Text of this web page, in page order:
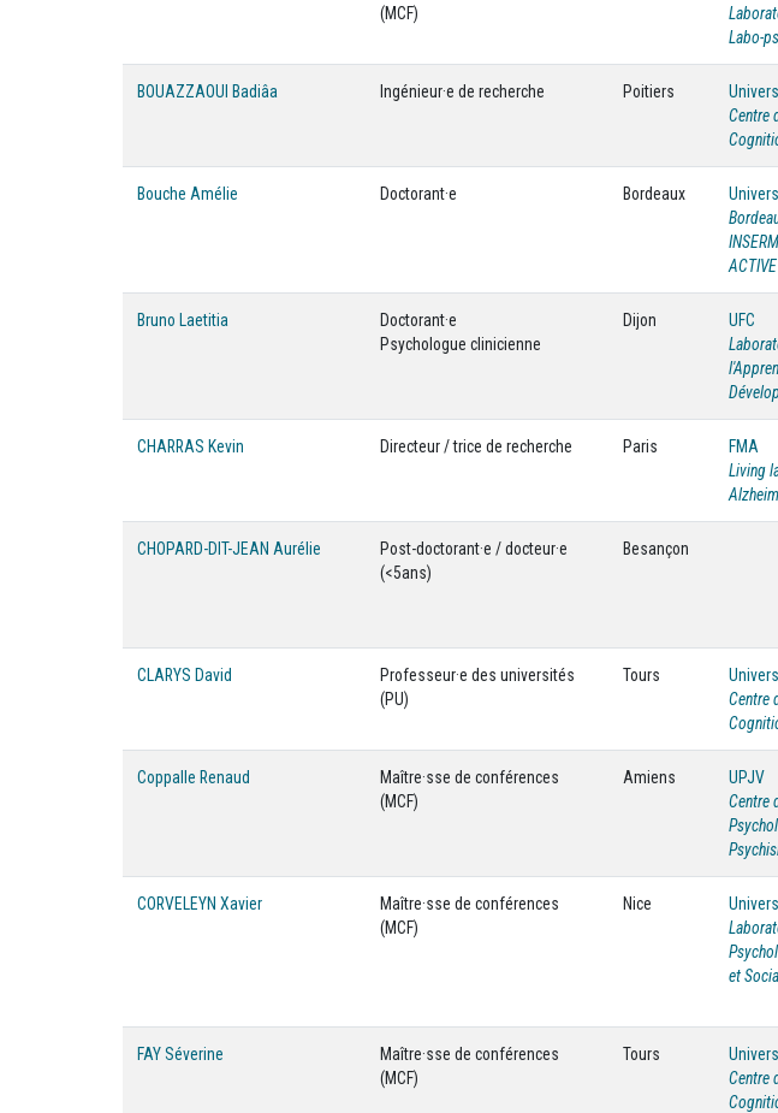
(MCF)
Labo-
BOUAZZAOUI Badiâa Ingénieur·e de recherche Poitiers
Centre
Bouche Amélie Doctorant·e Bordeaux
ACTIVE
Bruno Laetitia
Doctorant·e
Psychologue clinicienne
Dijon
UFC
CHARRAS Kevin Directeur / trice de recherche Paris
FMA
Living
CHOPARD-DIT-JEAN Aurélie
Post-doctorant·e / docteur·e
(<5ans)
Besançon
CLARYS David
Professeur·e des universités
(PU)
Tours
Centre
Coppalle Renaud
Maître·sse de conférences
(MCF)
Amiens
UPJV
Centre
CORVELEYN Xavier
Maître·sse de conférences
(MCF)
Nice
et
FAY Séverine
Maître·sse de conférences
(MCF)
Tours
Centre